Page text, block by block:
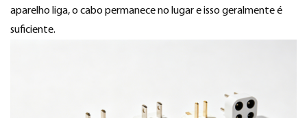
aparelho liga, o cabo permanece no lugar e isso geralmente é
suficiente.